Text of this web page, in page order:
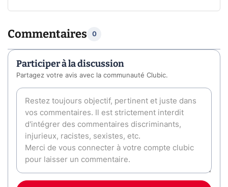
Commentaires 0
Participer à la discussion
Partagez votre avis avec la communauté Clubic.